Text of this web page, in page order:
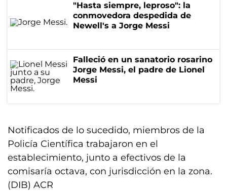
"Hasta siempre, leproso": la
conmovedora despedida de
Newell's a Jorge Messi
Falleció en un sanatorio rosarino
Jorge Messi, el padre de Lionel
Messi
Notificados de lo sucedido, miembros de la
Policía Científica trabajaron en el
establecimiento, junto a efectivos de la
comisaría octava, con jurisdicción en la zona.
(DIB) ACR